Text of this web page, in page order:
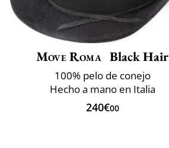
Move Roma Black Hair
100% pelo de conejo
Hecho a mano en Italia
240€00